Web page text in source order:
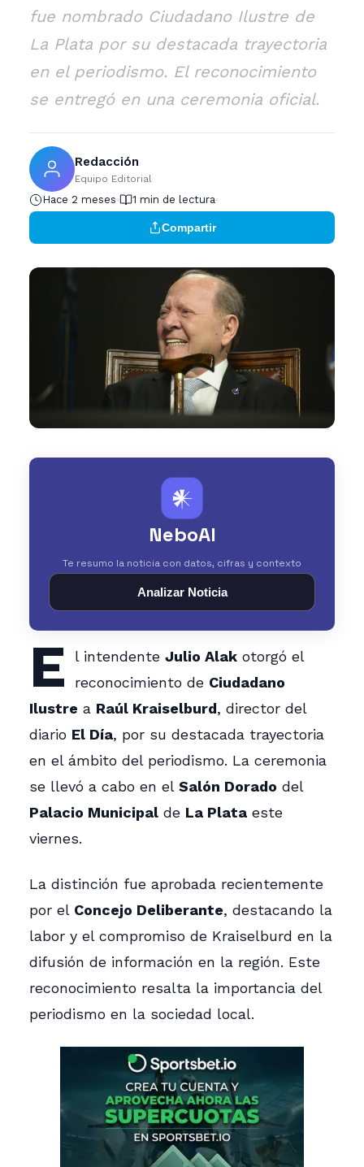
fue nombrado Ciudadano Ilustre de
La Plata por su destacada trayectoria
en el periodismo. El reconocimiento
se entregó en una ceremonia oficial.
Redacción
Equipo Editorial
Hace 2 meses 1 min de lectura
Compartir
𒀭
NeboAI
Te resumo la noticia con datos, cifras y contexto
Analizar Noticia
E l intendente Julio Alakotorgó el
reconocimiento de Ciudadano
Ilustre a Raúl Kraiselburd, director del
diario El Día, por su destacada trayectoria
en el ámbito del periodismo. La ceremonia
se llevó a cabo en el Salón Dorado del
Palacio Municipal de La Plata este
viernes.
La distinción fue aprobada recientemente
por el Concejo Deliberante, destacando la
labor y el compromiso de Kraiselburd en la
difusión de información en la región. Este
reconocimiento resalta la importancia del
periodismo en la sociedad local.